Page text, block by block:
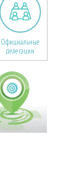
Официальные
делегации